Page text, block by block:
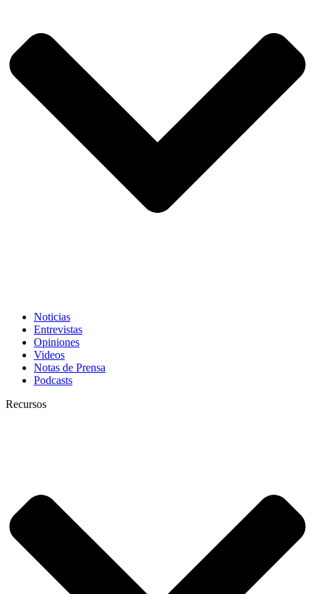
Noticias
Entrevistas
Opiniones
Videos
Notas de Prensa
Podcasts
Recursos